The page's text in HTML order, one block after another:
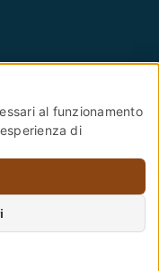
1 – 51100 –
Partita IVA:
Privacy Policy–
al funzionamento
di